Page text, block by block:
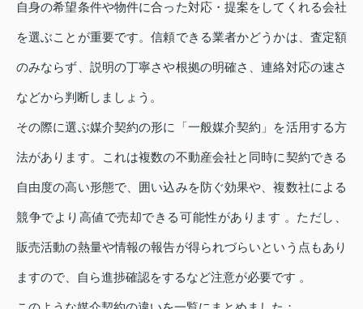
自身の希望条件や物件に合った対応・提案をしてくれる会社
を選ぶことが重要です。信頼できる業者かどうかは、査定額
のみならず、説明の丁寧さや根拠の明確さ、連絡対応の速さ
などから判断しましょう。
その際に選ぶ媒介契約の形に「一般媒介契約」を活用する方
法があります。これは複数の不動産会社と同時に契約できる
自由度の高い形態で、囲い込みを防ぐ効果や、複数社による
競争でより高値で売却できる可能性があります 。ただし、
販売活動の熱量や情報の報告が得られづらいという点もあり
ますので、自ら進捗確認をするなど注意が必要です 。